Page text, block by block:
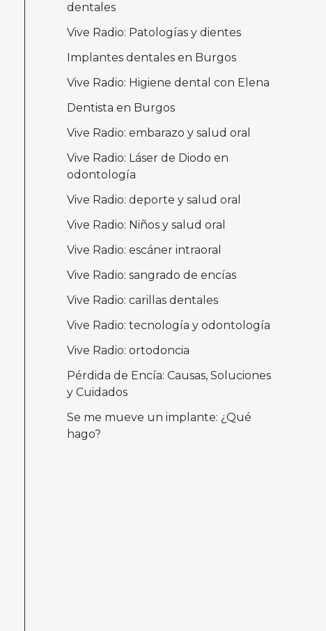
dentales
Vive Radio: Patologías y dientes
Implantes dentales en Burgos
Vive Radio: Higiene dental con Elena
Dentista en Burgos
Vive Radio: embarazo y salud oral
Vive Radio: Láser de Diodo en
odontología
Vive Radio: deporte y salud oral
Vive Radio: Niños y salud oral
Vive Radio: escáner intraoral
Vive Radio: sangrado de encías
Vive Radio: carillas dentales
Vive Radio: tecnología y odontología
Vive Radio: ortodoncia
Pérdida de Encía: Causas, Soluciones
y Cuidados
Se me mueve un implante: ¿Qué
hago?